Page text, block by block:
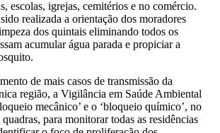
escolas, igrejas, cemitérios e no comércio.
realizada a orientação dos moradores
dos quintais eliminando todos os
acumular água parada e propiciar a
de mais casos de transmissão da
região, a Vigilância em Saúde Ambiental
mecânico’ e o ‘bloqueio químico’, no
para monitorar todas as residências